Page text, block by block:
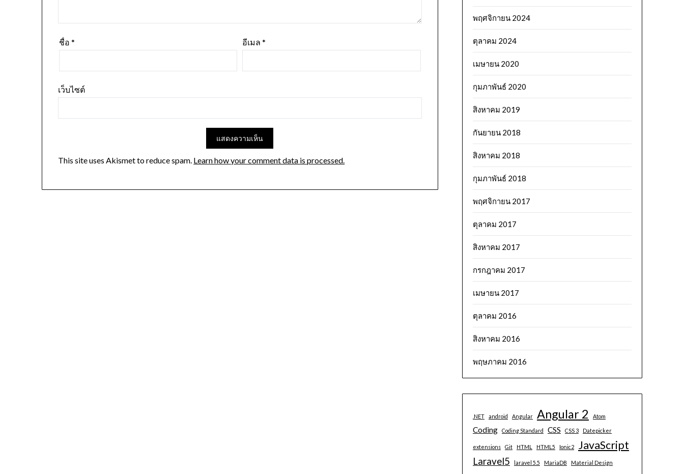
ชื่อ* อีเมล*
เว็บไซต์
This site uses Akismet to reduce spam. Learn how your comment data is processed.
พฤศจิกายน 2024
ตุลาคม 2024
เมษายน 2020
กุมภาพันธ์ 2020
สิงหาคม 2019
กันยายน 2018
สิงหาคม 2018
กุมภาพันธ์ 2018
พฤศจิกายน 2017
ตุลาคม 2017
สิงหาคม 2017
กรกฎาคม 2017
เมษายน 2017
ตุลาคม 2016
สิงหาคม 2016
พฤษภาคม 2016
.NET android Angular Angular 2 Atom
Coding Coding Standard CSS CSS 3 Datepicker
extensions Git HTML HTML5 Ionic2 JavaScript
Laravel5 laravel 5.5 MariaDB Material Design